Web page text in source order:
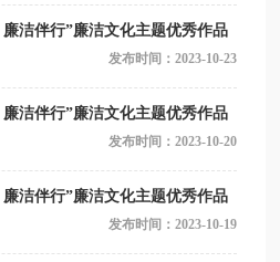
洁伴行”廉洁文化主题优秀作品
发布时间：2023-10-23
洁伴行”廉洁文化主题优秀作品
发布时间：2023-10-20
洁伴行”廉洁文化主题优秀作品
发布时间：2023-10-19